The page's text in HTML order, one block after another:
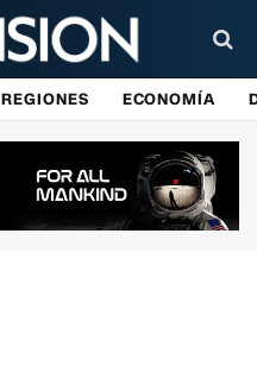
REGIONES ECONOMÍA